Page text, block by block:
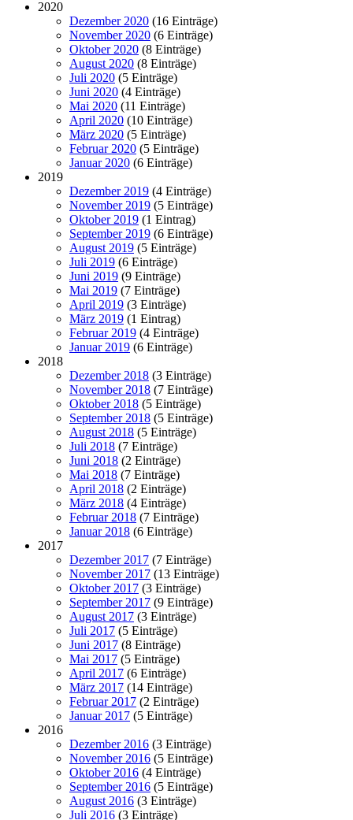
2020
Dezember 2020 (16 Einträge)
November 2020 (6 Einträge)
Oktober 2020 (8 Einträge)
August 2020 (8 Einträge)
Juli 2020 (5 Einträge)
Juni 2020 (4 Einträge)
Mai 2020 (11 Einträge)
April 2020 (10 Einträge)
März 2020 (5 Einträge)
Februar 2020 (5 Einträge)
Januar 2020 (6 Einträge)
2019
Dezember 2019 (4 Einträge)
November 2019 (5 Einträge)
Oktober 2019 (1 Eintrag)
September 2019 (6 Einträge)
August 2019 (5 Einträge)
Juli 2019 (6 Einträge)
Juni 2019 (9 Einträge)
Mai 2019 (7 Einträge)
April 2019 (3 Einträge)
März 2019 (1 Eintrag)
Februar 2019 (4 Einträge)
Januar 2019 (6 Einträge)
2018
Dezember 2018 (3 Einträge)
November 2018 (7 Einträge)
Oktober 2018 (5 Einträge)
September 2018 (5 Einträge)
August 2018 (5 Einträge)
Juli 2018 (7 Einträge)
Juni 2018 (2 Einträge)
Mai 2018 (7 Einträge)
April 2018 (2 Einträge)
März 2018 (4 Einträge)
Februar 2018 (7 Einträge)
Januar 2018 (6 Einträge)
2017
Dezember 2017 (7 Einträge)
November 2017 (13 Einträge)
Oktober 2017 (3 Einträge)
September 2017 (9 Einträge)
August 2017 (3 Einträge)
Juli 2017 (5 Einträge)
Juni 2017 (8 Einträge)
Mai 2017 (5 Einträge)
April 2017 (6 Einträge)
März 2017 (14 Einträge)
Februar 2017 (2 Einträge)
Januar 2017 (5 Einträge)
2016
Dezember 2016 (3 Einträge)
November 2016 (5 Einträge)
Oktober 2016 (4 Einträge)
September 2016 (5 Einträge)
August 2016 (3 Einträge)
Juli 2016 (3 Einträge)